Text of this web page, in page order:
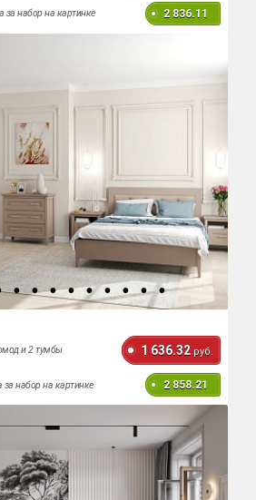
за набор на картинке 2 836.11
и 2 тумбы 1 636.32 руб.
за набор на картинке 2 858.21